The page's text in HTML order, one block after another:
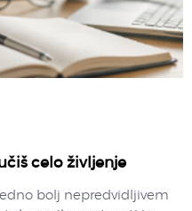
celo življenje
bolj nepredvidljivem